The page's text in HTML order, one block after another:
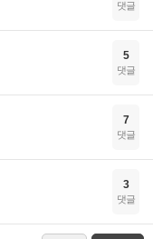
댓글
5
댓글
7
댓글
3
댓글